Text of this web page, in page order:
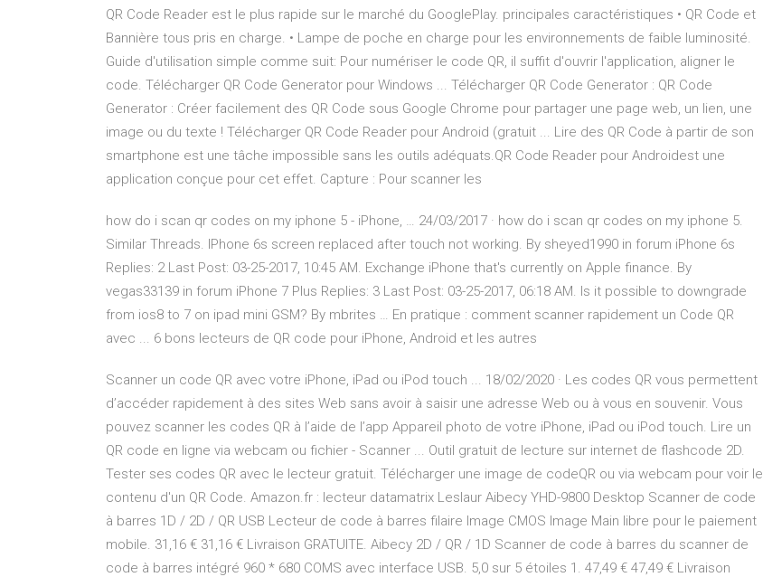
QR Code Reader est le plus rapide sur le marché du GooglePlay. principales caractéristiques • QR Code et
Bannière tous pris en charge. • Lampe de poche en charge pour les environnements de faible luminosité.
Guide d'utilisation simple comme suit: Pour numériser le code QR, il suffit d'ouvrir l'application, aligner le
code. Télécharger QR Code Generator pour Windows ... Télécharger QR Code Generator : QR Code
Generator : Créer facilement des QR Code sous Google Chrome pour partager une page web, un lien, une
image ou du texte ! Télécharger QR Code Reader pour Android (gratuit ... Lire des QR Code à partir de son
smartphone est une tâche impossible sans les outils adéquats.QR Code Reader pour Androidest une
application conçue pour cet effet. Capture : Pour scanner les
how do i scan qr codes on my iphone 5 - iPhone, … 24/03/2017 · how do i scan qr codes on my iphone 5.
Similar Threads. IPhone 6s screen replaced after touch not working. By sheyed1990 in forum iPhone 6s
Replies: 2 Last Post: 03-25-2017, 10:45 AM. Exchange iPhone that's currently on Apple finance. By
vegas33139 in forum iPhone 7 Plus Replies: 3 Last Post: 03-25-2017, 06:18 AM. Is it possible to downgrade
from ios8 to 7 on ipad mini GSM? By mbrites … En pratique : comment scanner rapidement un Code QR
avec ... 6 bons lecteurs de QR code pour iPhone, Android et les autres
Scanner un code QR avec votre iPhone, iPad ou iPod touch ... 18/02/2020 · Les codes QR vous permettent
d’accéder rapidement à des sites Web sans avoir à saisir une adresse Web ou à vous en souvenir. Vous
pouvez scanner les codes QR à l’aide de l’app Appareil photo de votre iPhone, iPad ou iPod touch. Lire un
QR code en ligne via webcam ou fichier - Scanner ... Outil gratuit de lecture sur internet de flashcode 2D.
Tester ses codes QR avec le lecteur gratuit. Télécharger une image de codeQR ou via webcam pour voir le
contenu d'un QR Code. Amazon.fr : lecteur datamatrix Leslaur Aibecy YHD-9800 Desktop Scanner de code
à barres 1D / 2D / QR USB Lecteur de code à barres filaire Image CMOS Image Main libre pour le paiement
mobile. 31,16 € 31,16 € Livraison GRATUITE. Aibecy 2D / QR / 1D Scanner de code à barres du scanner de
code à barres intégré 960 * 680 COMS avec interface USB. 5,0 sur 5 étoiles 1. 47,49 € 47,49 € Livraison